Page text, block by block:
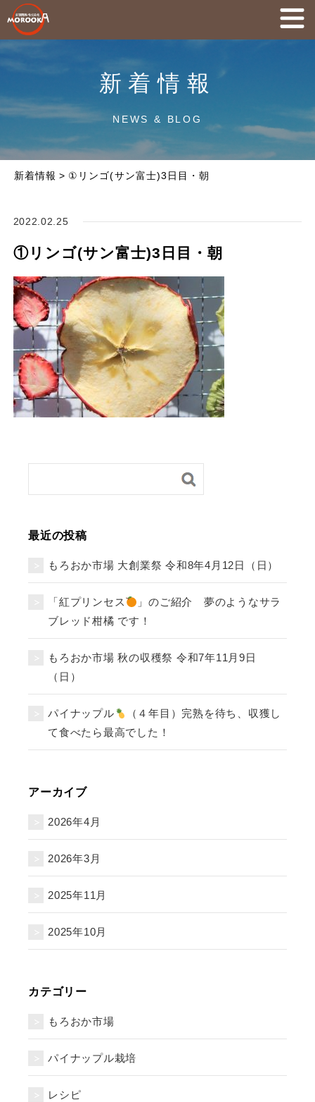
新着情報
NEWS & BLOG
新着情報 > ①リンゴ(サン富士)3日目・朝
2022.02.25
①リンゴ(サン富士)3日目・朝
最近の投稿
もろおか市場 大創業祭 令和8年4月12日（日）
「紅プリンセス
」のご紹介 夢のようなサラ
ブレッド柑橘 です！
もろおか市場 秋の収穫祭 令和7年11月9日
（日）
パイナップル
（４年目）完熟を待ち、収獲し
て食べたら最高でした！
アーカイブ
2026年4月
2026年3月
2025年11月
2025年10月
カテゴリー
もろおか市場
パイナップル栽培
レシピ